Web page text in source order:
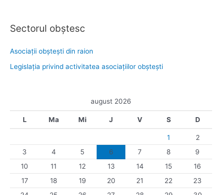
Sectorul obştesc
Asociaţii obşteşti din raion
Legislaţia privind activitatea asociaţiilor obşteşti
august 2026
L Ma Mi J V S D
1
2
3
4 5 6 7 8
9
10
11 12 13 14 15
16
17
18 19 20 21 22
23